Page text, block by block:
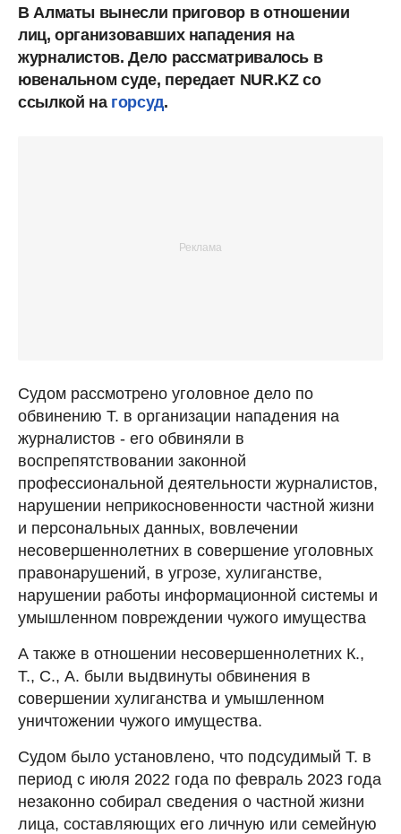
В Алматы вынесли приговор в отношении
лиц, организовавших нападения на
журналистов. Дело рассматривалось в
ювенальном суде, передает NUR.KZ со
ссылкой на горсуд.
Судом рассмотрено уголовное дело по
обвинению Т. в организации нападения на
журналистов - его обвиняли в
воспрепятствовании законной
профессиональной деятельности журналистов,
нарушении неприкосновенности частной жизни
и персональных данных, вовлечении
несовершеннолетних в совершение уголовных
правонарушений, в угрозе, хулиганстве,
нарушении работы информационной системы и
умышленном повреждении чужого имущества
А также в отношении несовершеннолетних К.,
Т., С., А. были выдвинуты обвинения в
совершении хулиганства и умышленном
уничтожении чужого имущества.
Судом было установлено, что подсудимый Т. в
период с июля 2022 года по февраль 2023 года
незаконно собирал сведения о частной жизни
лица, составляющих его личную или семейную